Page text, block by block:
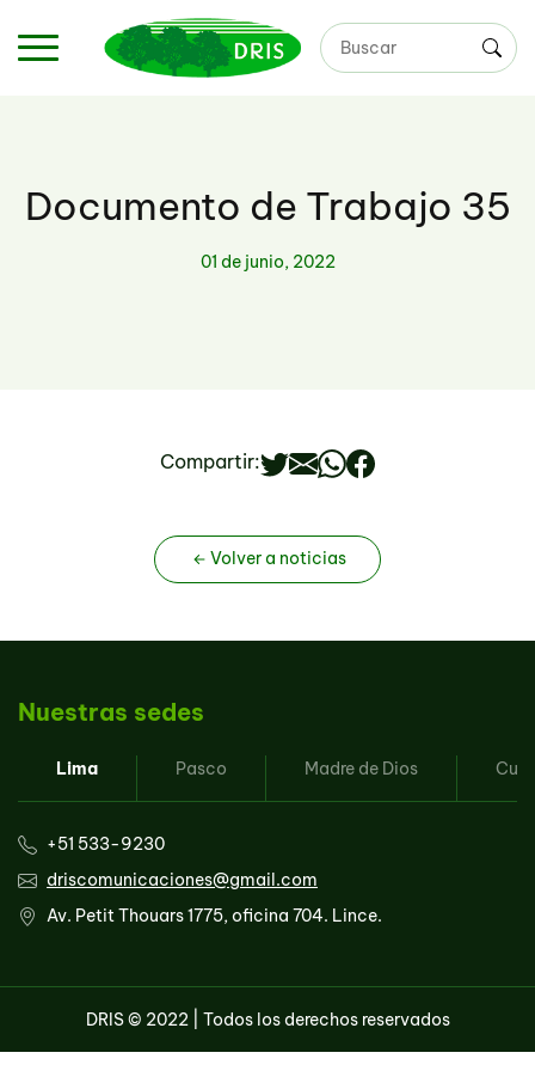
Buscar:
Documento de Trabajo 35
01 de junio, 2022
Compartir:
Volver a noticias
Nuestras sedes
Lima Pasco Madre de Dios
Teléfono
+51 533-9230
Correo
electrónico
driscomunicaciones@gmail.com
Dirección
Av. Petit Thouars 1775, oficina 704. Lince.
DRIS © 2022 | Todos los derechos reservados